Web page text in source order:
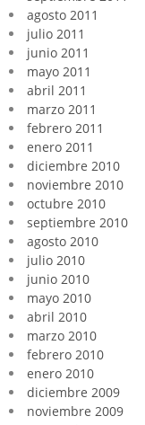
agosto 2011
julio 2011
junio 2011
mayo 2011
abril 2011
marzo 2011
febrero 2011
enero 2011
diciembre 2010
noviembre 2010
octubre 2010
septiembre 2010
agosto 2010
julio 2010
junio 2010
mayo 2010
abril 2010
marzo 2010
febrero 2010
enero 2010
diciembre 2009
noviembre 2009